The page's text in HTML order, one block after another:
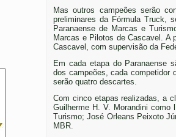
Mas outros campeões serão
preliminares da Fórmula Truck,
Paranaense de Marcas e
Marcas e Pilotos de Cascavel. A
Cascavel, com supervisão da
Em cada etapa do Paranaense
dos campeões, cada competidor
serão quatro descartes.
Com cinco etapas realizadas, a
Guilherme H. V. Morandini
Turismo; José Orleans Peixoto
MBR.